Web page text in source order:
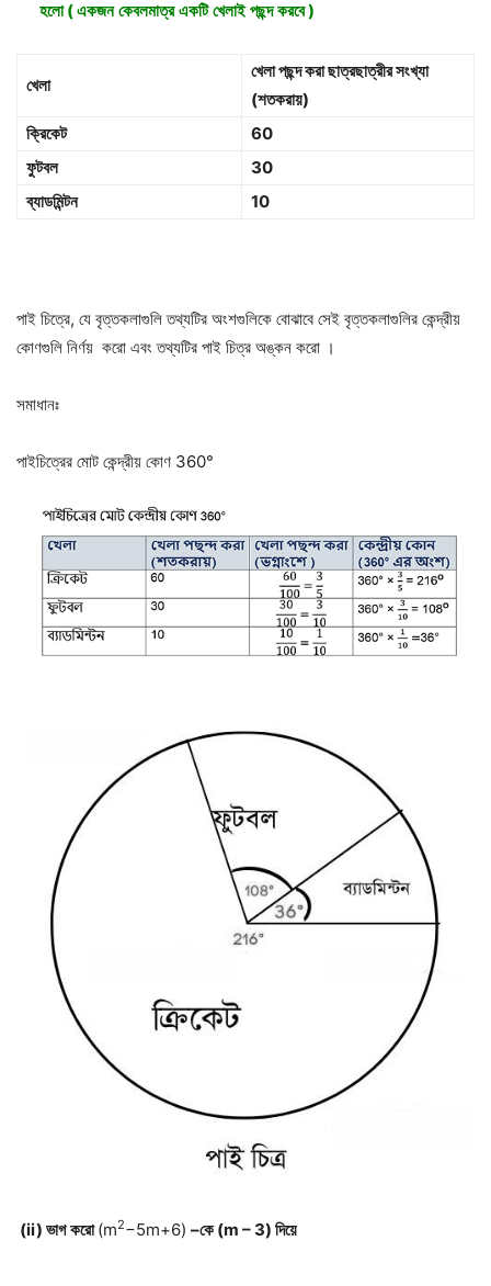
হলো(একজন কেবলমাত্র একটি খেলাই পছন্দ করবে)
খেলা
খেলা পছন্দ করা ছাত্রছাত্রীর সংখ্যা
(শতকরায়)
ক্রিকেট
60
ফুটবল
30
ব্যাডমিন্টন
10
পাই চিত্রে, যে বৃত্তকলাগুলি তথ্যটির অংশগুলিকে বোঝাবে সেই বৃত্তকলাগুলির কেন্দ্রীয়
কোণগুলি নির্ণয় করো এবং তথ্যটির পাই চিত্র অঙ্কন করো ।
সমাধানঃ
পাইচিত্রের মোট কেন্দ্রীয় কোণ 360°
(ii) ভাগ করো (m2−5m+6) –কে(m – 3) দিয়ে